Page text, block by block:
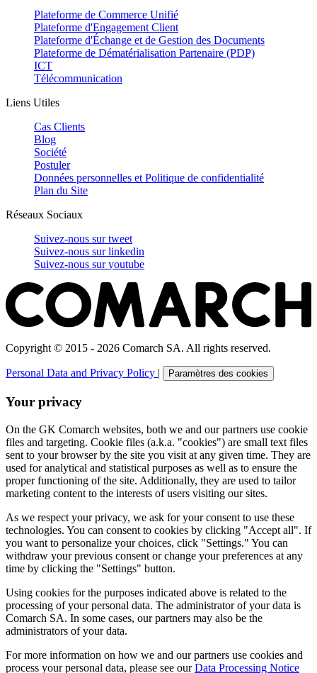
Plateforme de Commerce Unifié
Plateforme d'Engagement Client
Plateforme d'Échange et de Gestion des Documents
Plateforme de Dématérialisation Partenaire (PDP)
ICT
Télécommunication
Liens Utiles
Cas Clients
Blog
Société
Postuler
Données personnelles et Politique de confidentialité
Plan du Site
Réseaux Sociaux
Suivez-nous surtweet
Suivez-nous surlinkedin
Suivez-nous suryoutube
Copyright © 2015 - 2026 Comarch SA. All rights reserved.
Personal Data and Privacy Policy | Paramètres des cookies
Your privacy
On the GK Comarch websites, both we and our partners use cookie
files and targeting. Cookie files (a.k.a. "cookies") are small text files
sent to your browser by the site you visit at any given time. They are
used for analytical and statistical purposes as well as to ensure the
proper functioning of the site. Additionally, they are used to tailor
marketing content to the interests of users visiting our sites.
As we respect your privacy, we ask for your consent to use these
technologies. You can consent to cookies by clicking "Accept all". If
you want to personalize your choices, click "Settings." You can
withdraw your previous consent or change your preferences at any
time by clicking the "Settings" button.
Using cookies for the purposes indicated above is related to the
processing of your personal data. The administrator of your data is
Comarch SA. In some cases, our partners may also be the
administrators of your data.
For more information on how we and our partners use cookies and
process your personal data, please see ourData Processing Notice